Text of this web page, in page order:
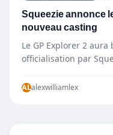
Squeezie annonce
nouveau casting
Le GP Explorer 2
officialisation par
ALalexwilliamlex